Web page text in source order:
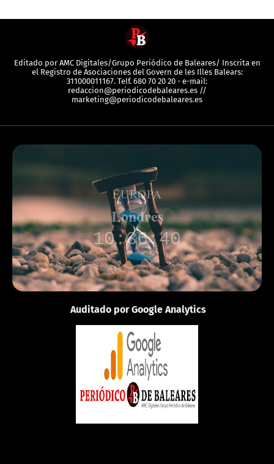
Editado por AMC Digitales/Grupo Periódico de Baleares/ Inscrita en
el Registro de Asociaciones del Govern de les Illes Balears:
311000011167. Telf. 680 70 20 20 - e-mail:
redaccion@periodicodebaleares.es //
marketing@periodicodebaleares.es
EUROPA
Londres
10:36:40
Auditado por Google Analytics